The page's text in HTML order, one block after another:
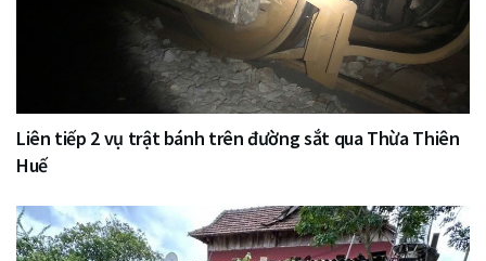
Liên tiếp 2 vụ trật bánh trên đường sắt qua Thừa Thiên
Huế